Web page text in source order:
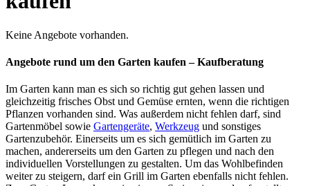
Keine Angebote vorhanden.
Angebote rund um den Garten kaufen – Kaufberatung
Im Garten kann man es sich so richtig gut gehen lassen und
gleichzeitig frisches Obst und Gemüse ernten, wenn die richtigen
Pflanzen vorhanden sind. Was außerdem nicht fehlen darf, sind
Gartenmöbel sowie Gartengeräte, Werkzeug und sonstiges
Gartenzubehör. Einerseits um es sich gemütlich im Garten zu
machen, andererseits um den Garten zu pflegen und nach den
individuellen Vorstellungen zu gestalten. Um das Wohlbefinden
weiter zu steigern, darf ein Grill im Garten ebenfalls nicht fehlen.